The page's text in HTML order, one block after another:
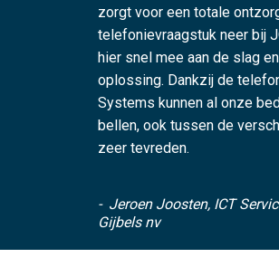
zorgt voor een totale
telefonievraagstuk neer bij
hier snel mee aan de slag
oplossing. Dankzij de
Systems kunnen al onze
bellen, ook tussen de
zeer tevreden.
- Jeroen Joosten, ICT
Gijbels nv